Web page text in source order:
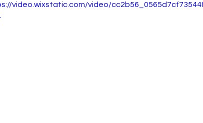
video.wixstatic.com/video/